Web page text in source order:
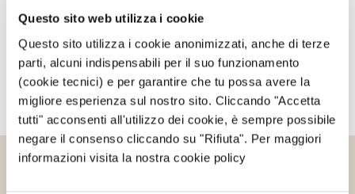
Questo sito web utilizza i cookie
Questo sito utilizza i cookie anonimizzati, anche di terze
parti, alcuni indispensabili per il suo funzionamento
(cookie tecnici) e per garantire che tu possa avere la
migliore esperienza sul nostro sito. Cliccando "Accetta
tutti" acconsenti all'utilizzo dei cookie, è sempre possibile
negare il consenso cliccando su "Rifiuta". Per maggiori
informazioni visita la nostra cookie policy
articolo.